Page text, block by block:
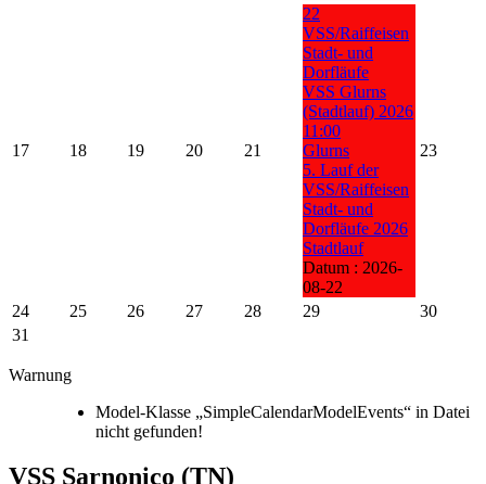
17 18 19 20 21
22
VSS/Raiffeisen
Stadt- und
Dorfläufe
VSS Glurns
(Stadtlauf) 2026
11:00
Glurns
5. Lauf der
VSS/Raiffeisen
Stadt- und
Dorfläufe 2026
Stadtlauf
Datum : 2026-
08-22
23
24 25 26 27 28 29
30
31
Warnung
Model-Klasse „SimpleCalendarModelEvents“ in Datei
nicht gefunden!
VSS Sarnonico (TN)